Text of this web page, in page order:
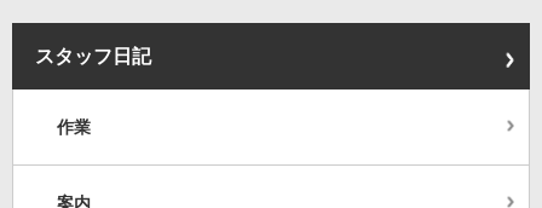
スタッフ日記
作業
案内